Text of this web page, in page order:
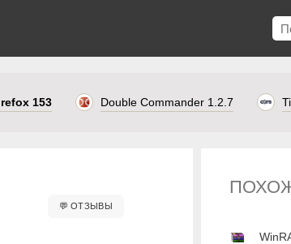
153 Double Commander 1.2.7
💬ОТЗЫВЫ